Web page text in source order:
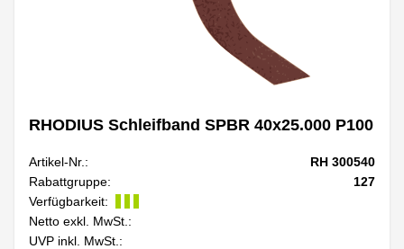
RHODIUS Schleifband SPBR 40x25.000 P100
Artikel-Nr.:
RH 300540
Rabattgruppe:
127
Verfügbarkeit:
Netto exkl. MwSt.:
UVP inkl. MwSt.: